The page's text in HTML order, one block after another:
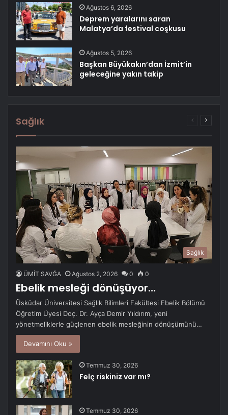
Ağustos 6, 2026
Deprem yaralarını saran
Malatya’da festival coşkusu
Ağustos 5, 2026
Başkan Büyükakın’dan İzmit’in
geleceğine yakın takip
Sağlık
ÖncekiSonraki
Sağlık
ÜMİT SAVĞA Ağustos 2, 2026 0 0
Ebelik mesleği dönüşüyor…
Üsküdar Üniversitesi Sağlık Bilimleri Fakültesi Ebelik Bölümü
Öğretim Üyesi Doç. Dr. Ayça Demir Yıldırım, yeni
yönetmeliklerle güçlenen ebelik mesleğinin dönüşümünü…
Devamını Oku »
Temmuz 30, 2026
Felç riskiniz var mı?
Temmuz 30, 2026